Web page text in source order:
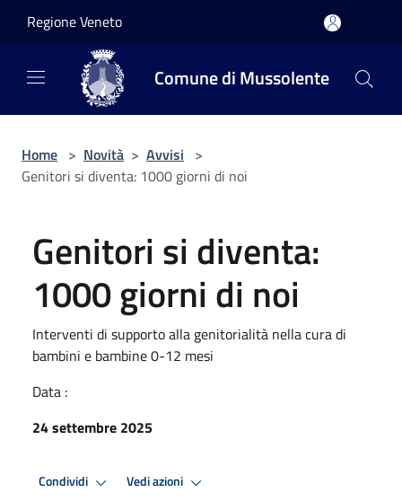
Regione Veneto
Comune di Mussolente
Home > Novità > Avvisi >
Genitori si diventa: 1000 giorni di noi
Genitori si diventa:
1000 giorni di noi
Interventi di supporto alla genitorialità nella cura di
bambini e bambine 0-12 mesi
Data :
24 settembre 2025
Condividi Vedi azioni